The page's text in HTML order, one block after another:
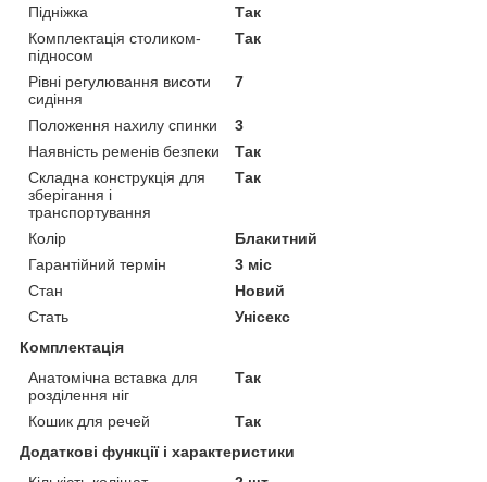
Підніжка
Так
Комплектація столиком-
підносом
Так
Рівні регулювання висоти
сидіння
7
Положення нахилу спинки
3
Наявність ременів безпеки
Так
Складна конструкція для
зберігання і
транспортування
Так
Колір
Блакитний
Гарантійний термін
3 міс
Стан
Новий
Стать
Унісекс
Комплектація
Анатомічна вставка для
розділення ніг
Так
Кошик для речей
Так
Додаткові функції і характеристики